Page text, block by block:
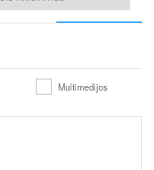
Multimedijos